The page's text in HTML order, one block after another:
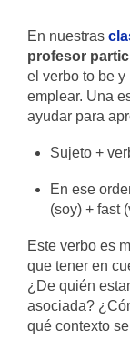
En nuestras
profesor
el verbo to be
emplear. Una
ayudar para
Sujeto +
En ese
(soy) + fast
Este verbo es
que tener en
¿De quién
asociada?
qué contexto